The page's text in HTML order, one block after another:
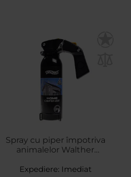
Spray cu piper împotriva
animalelor Walther
370 ml - dispersie conică
Expediere: Imediat